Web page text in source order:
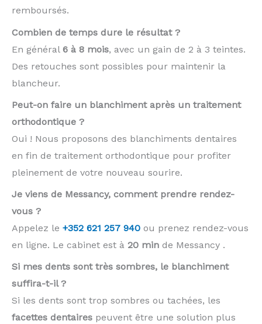
remboursés.
Combien de temps dure le résultat ?
En général 6 à 8 mois, avec un gain de 2 à 3 teintes.
Des retouches sont possibles pour maintenir la
blancheur.
Peut-on faire un blanchiment après un traitement
orthodontique ?
Oui ! Nous proposons des blanchiments dentaires
en fin de traitement orthodontique pour profiter
pleinement de votre nouveau sourire.
Je viens de Messancy, comment prendre rendez-
vous ?
Appelez le +352 621 257 940 ou prenez rendez-vous
en ligne. Le cabinet est à 20 min de Messancy .
Si mes dents sont très sombres, le blanchiment
suffira-t-il ?
Si les dents sont trop sombres ou tachées, les
facettes dentaires peuvent être une solution plus